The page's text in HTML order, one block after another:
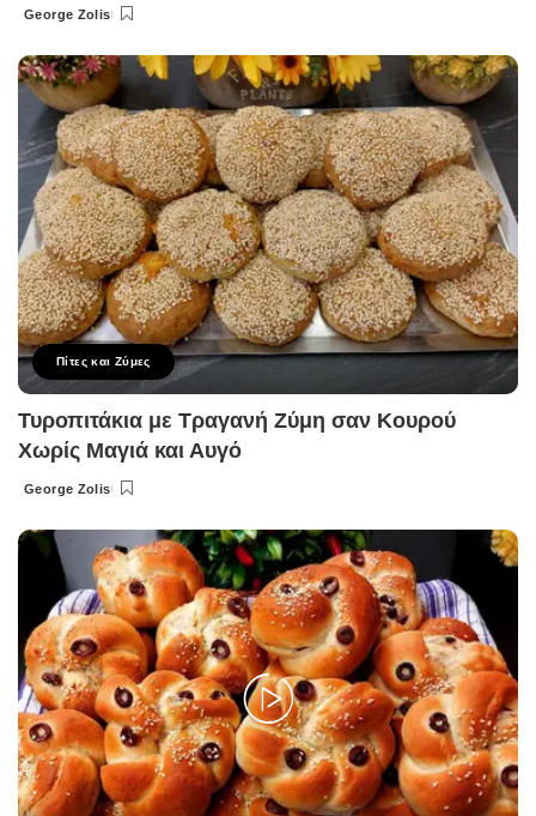
Posted
George Zolis
Πίτες και Ζύμες
Τυροπιτάκια με Τραγανή Ζύμη σαν Κουρού
Χωρίς Μαγιά και Αυγό
Posted
George Zolis